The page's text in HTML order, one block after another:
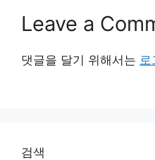
Leave a
댓글을 달기 위해서는 로
검색